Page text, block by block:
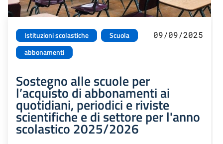
Istituzioni scolastiche
Scuola
abbonamenti
09/09/2025
Sostegno alle scuole per
l’acquisto di abbonamenti ai
quotidiani, periodici e riviste
scientifiche e di settore per l'anno
scolastico 2025/2026